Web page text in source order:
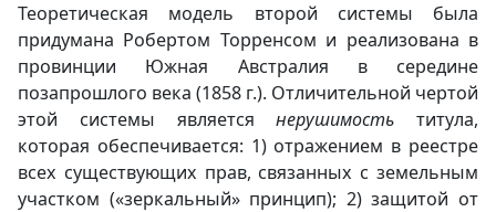
Теоретическая модель второй системы была
придумана Робертом Торренсом и реализована в
провинции Южная Австралия в середине
позапрошлого века (1858 г.). Отличительной чертой
этой системы являетсянерушимость титула,
которая обеспечивается: 1) отражением в реестре
всех существующих прав, связанных с земельным
участком («зеркальный» принцип); 2) защитой от